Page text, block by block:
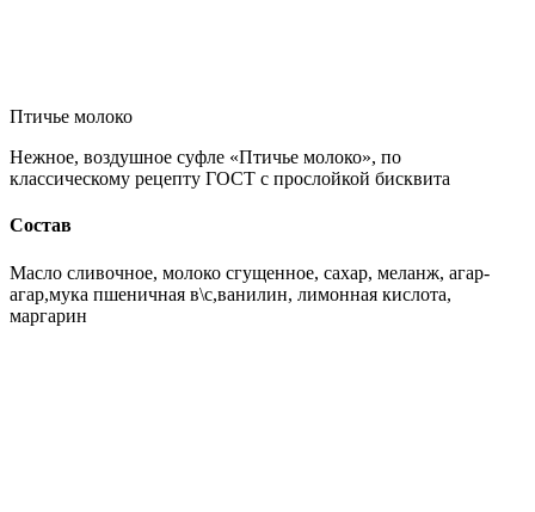
Птичье молоко
Нежное, воздушное суфле «Птичье молоко», по
классическому рецепту ГОСТ с прослойкой бисквита
Состав
Масло сливочное, молоко сгущенное, сахар, меланж, агар-
агар,мука пшеничная в\с,ванилин, лимонная кислота,
маргарин